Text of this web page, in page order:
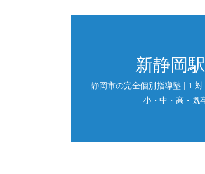
新静岡
静岡市の完全個別指導塾 | 1
小・中・高・既